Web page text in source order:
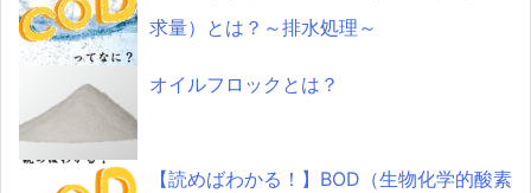
求量）とは？～排水処理～
オイルフロックとは？
【読めばわかる！】BOD（生物化学的酸素